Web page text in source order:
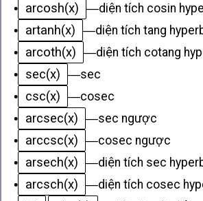
•
arcosh(x) —diện tích cosin
•
artanh(x) —diện tích tang
•
arcoth(x) —diện tích cotang
•
sec(x) —sec
•
csc(x) —cosec
•
arcsec(x) —sec ngược
•
arccsc(x) —cosec ngược
•
arsech(x) —diện tích sec
•
arcsch(x) —diện tích cosec